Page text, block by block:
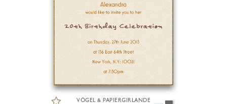
VÖGEL & PAPIERGIRLANDE